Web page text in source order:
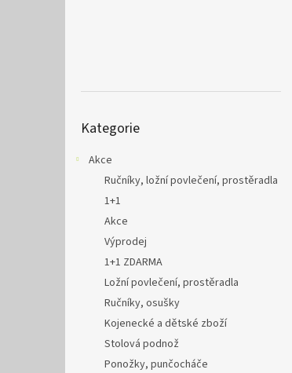
kategorie
Kategorie
Akce
Ručníky, ložní povlečení, prostěradla
1+1
Akce
Výprodej
1+1 ZDARMA
Ložní povlečení, prostěradla
Ručníky, osušky
Kojenecké a dětské zboží
Stolová podnož
Ponožky, punčocháče